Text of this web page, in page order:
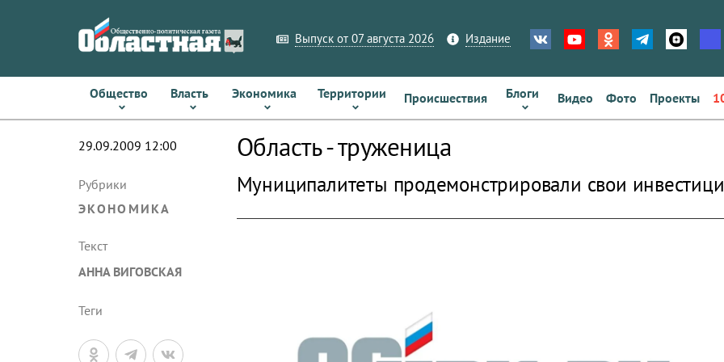
Выпуск от 07 августа 2026 Издание
Общество Власть Экономика Территории Происшествия Блоги Видео Фото Проекты
29.09.2009 12:00
Рубрики
ЭКОНОМИКА
Текст
АННА ВИГОВСКАЯ
Теги
Область - труженица
Муниципалитеты продемонстрировали свои